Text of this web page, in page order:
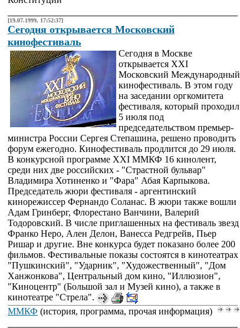
[19.07.1999, 17:52:37]
Сегодня открывается Московский
кинофестиваль
Сегодня в Москве
открывается XXI
Московский Международный
кинофестиваль. В этом году
на заседании оргкомитета
фестиваля, который проходил
5 июля под
председательством премьер-
министра России Сергея Степашина, решено проводить
форум ежегодно. Кинофестиваль продлится до 29 июля.
В конкурсной программе XXI ММКФ 16 кинолент,
среди них две российских - "Страстной бульвар"
Владимира Хотиненко и "Фара" Абая Карпыкова.
Председатель жюри фестиваля - аргентинский
кинорежиссер Фернандо Соланас. В жюри также вошли
Адам Гринберг, Флорестано Ванчини, Валерий
Тодоровский. В числе приглашенных на фестиваль звезд
Франко Неро, Ален Делон, Ванесса Редгрейв, Пьер
Ришар и другие. Вне конкурса будет показано более 200
фильмов. Фестивальные показы состоятся в кинотеатрах
"Пушкинский", "Ударник", "Художественный", "Дом
Ханжонкова", Центральный дом кино, "Иллюзион",
"Киноцентр" (Большой зал и Музей кино), а также в
кинотеатре "Стрела".
ММКФ (история, программа, прочая информация)